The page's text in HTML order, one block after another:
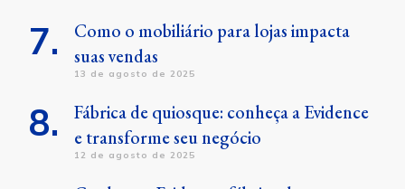
Como o mobiliário para lojas impacta
suas vendas
13 de agosto de 2025
Fábrica de quiosque: conheça a Evidence
e transforme seu negócio
12 de agosto de 2025